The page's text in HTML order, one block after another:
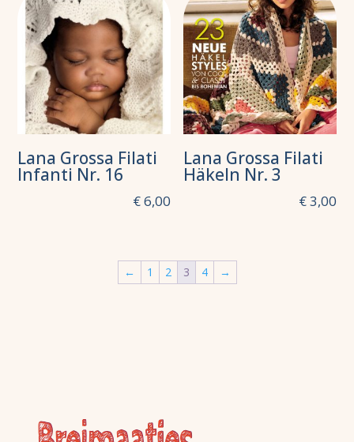
Lana Grossa Filati
Infanti Nr. 16
€6,00
Lana Grossa Filati
Häkeln Nr. 3
€3,00
← 1 2 3 4 →